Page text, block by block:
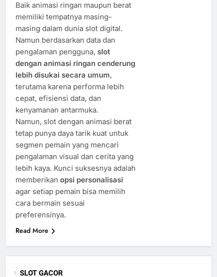
Baik animasi ringan maupun berat
memiliki tempatnya masing-
masing dalam dunia slot digital.
Namun berdasarkan data dan
pengalaman pengguna, slot
dengan animasi ringan cenderung
lebih disukai secara umum,
terutama karena performa lebih
cepat, efisiensi data, dan
kenyamanan antarmuka.
Namun, slot dengan animasi berat
tetap punya daya tarik kuat untuk
segmen pemain yang mencari
pengalaman visual dan cerita yang
lebih kaya. Kunci suksesnya adalah
memberikan opsi personalisasi
agar setiap pemain bisa memilih
cara bermain sesuai
preferensinya.
Read More
SLOT GACOR